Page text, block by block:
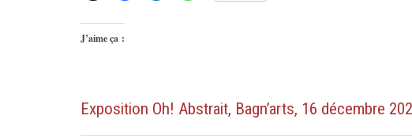
J’aime ça :
Exposition Oh! Abstrait, Bagn’arts, 16 décembre